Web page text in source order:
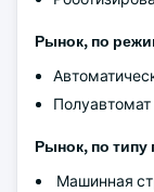
Рынок, по
Полуавтомат
Рынок, по типу
Машинная